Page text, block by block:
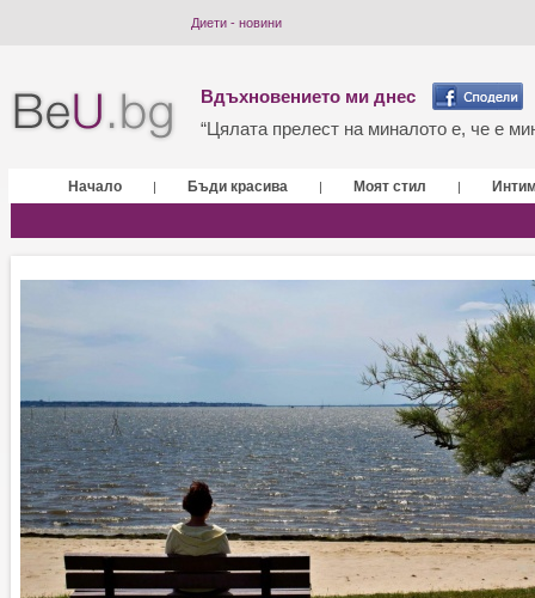
Диети - новини
Вдъхновението ми днес
“Цялата прелест на миналото е, че е
Начало | Бъди красива | Моят стил |